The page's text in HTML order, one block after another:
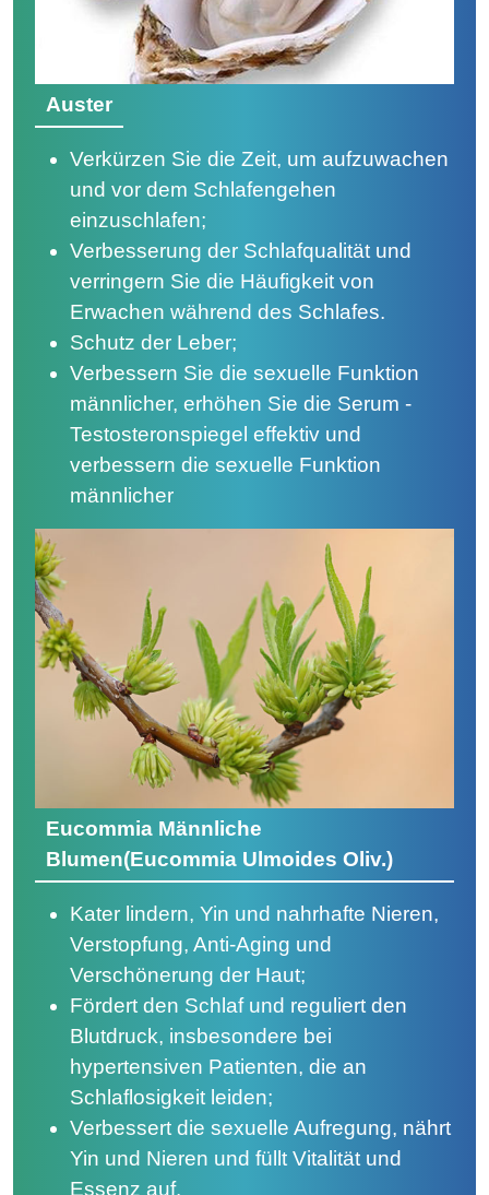
Auster
Verkürzen Sie die Zeit, um aufzuwachen
und vor dem Schlafengehen
einzuschlafen;
Verbesserung der Schlafqualität und
verringern Sie die Häufigkeit von
Erwachen während des Schlafes.
Schutz der Leber;
Verbessern Sie die sexuelle Funktion
männlicher, erhöhen Sie die Serum -
Testosteronspiegel effektiv und
verbessern die sexuelle Funktion
männlicher
Eucommia Männliche
Blumen(Eucommia Ulmoides Oliv.)
Kater lindern, Yin und nahrhafte Nieren,
Verstopfung, Anti-Aging und
Verschönerung der Haut;
Fördert den Schlaf und reguliert den
Blutdruck, insbesondere bei
hypertensiven Patienten, die an
Schlaflosigkeit leiden;
Verbessert die sexuelle Aufregung, nährt
Yin und Nieren und füllt Vitalität und
Essenz auf.